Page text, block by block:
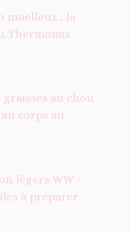
moelleux : la
Thermomix
au chou
corps au
légers WW –
à préparer